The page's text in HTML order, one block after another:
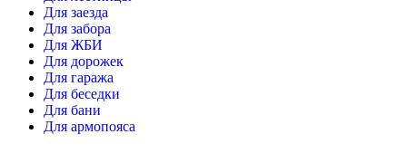
Для заезда
Для забора
Для ЖБИ
Для дорожек
Для гаража
Для беседки
Для бани
Для армопояса